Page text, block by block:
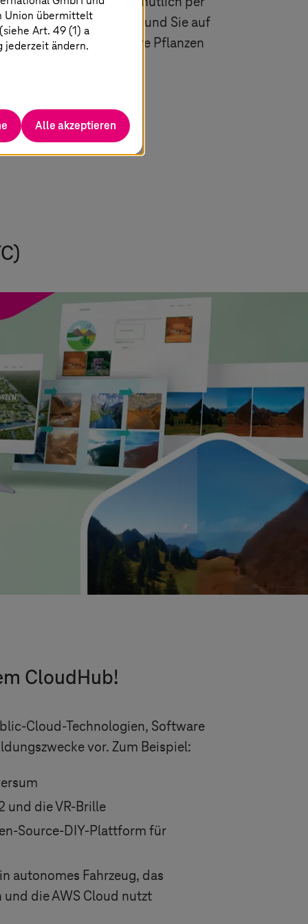
und Muster erkennen und Sie auf
wenn Sie Ihre Pflanzen
CloudHub!
Cloud-Technologien, Software
vor. Zum Beispiel:
und die VR-Brille
Source-DIY-Plattform für
autonomes Fahrzeug, das
und die AWS Cloud nutzt
Union übermittelt
Art. 49 (1) a
jederzeit ändern.
Alle akzeptieren